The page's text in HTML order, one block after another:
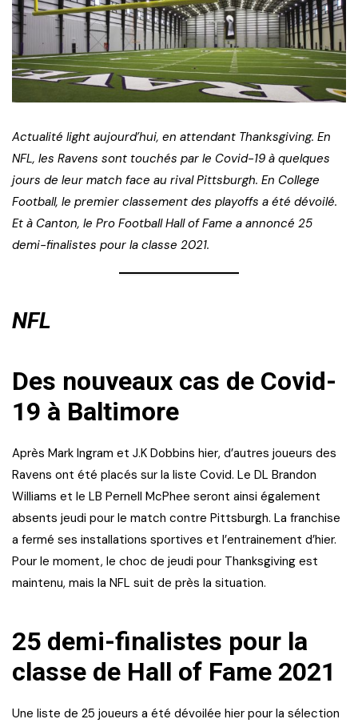
Actualité light aujourd’hui, en attendant Thanksgiving. En
NFL, les Ravens sont touchés par le Covid-19 à quelques
jours de leur match face au rival Pittsburgh. En College
Football, le premier classement des playoffs a été dévoilé.
Et à Canton, le Pro Football Hall of Fame a annoncé 25
demi-finalistes pour la classe 2021.
NFL
Des nouveaux cas de Covid-
19 à Baltimore
Après Mark Ingram et J.K Dobbins hier, d’autres joueurs des
Ravens ont été placés sur la liste Covid. Le DL Brandon
Williams et le LB Pernell McPhee seront ainsi également
absents jeudi pour le match contre Pittsburgh. La franchise
a fermé ses installations sportives et l’entrainement d’hier.
Pour le moment, le choc de jeudi pour Thanksgiving est
maintenu, mais la NFL suit de près la situation.
25 demi-finalistes pour la
classe de Hall of Fame 2021
Une liste de 25 joueurs a été dévoilée hier pour la sélection